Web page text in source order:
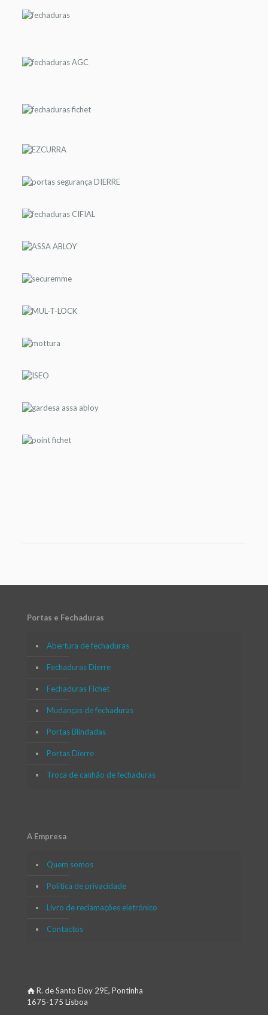
Portas e Fechaduras
Abertura de fechaduras
Fechaduras Dierre
Fechaduras Fichet
Mudanças de fechaduras
Portas Blindadas
Portas Dierre
Troca de canhão de fechaduras
A Empresa
Quem somos
Política de privacidade
Livro de reclamações eletrónico
Contactos
R. de Santo Eloy 29E, Pontinha
1675-175 Lisboa